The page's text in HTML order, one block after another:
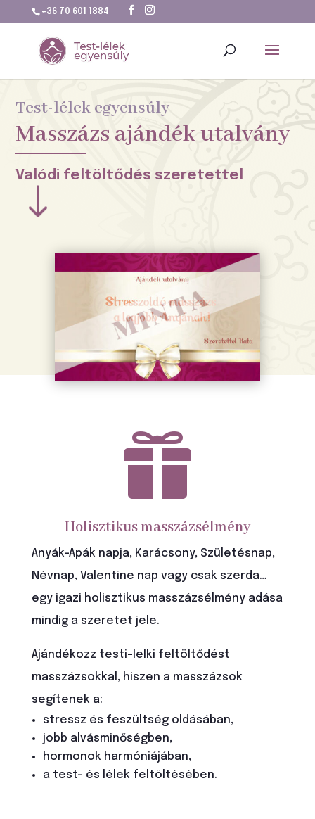
+36 70 601 1884
Test-lélek egyensúly
Masszázs ajándék utalvány
Valódi feltöltődés szeretettel
"

Holisztikus masszázsélmény
Anyák-Apák napja, Karácsony, Születésnap,
Névnap, Valentine nap vagy csak szerda…
egy igazi holisztikus masszázsélmény adása
mindig a szeretet jele.
Ajándékozz testi-lelki feltöltődést
masszázsokkal, hiszen a masszázsok
segítenek a:
stressz és feszültség oldásában,
jobb alvásminőségben,
hormonok harmóniájában,
a test- és lélek feltöltésében.